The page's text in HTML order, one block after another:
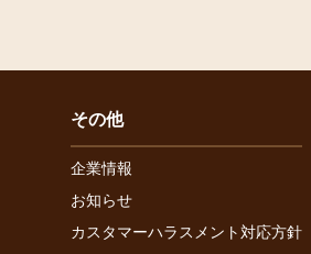
その他
企業情報
お知らせ
カスタマーハラスメント対応方針